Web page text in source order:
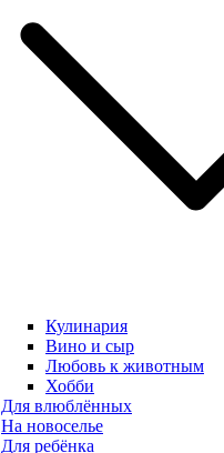
Кулинария
Вино и сыр
Любовь к животным
Хобби
Для влюблённых
На новоселье
Для ребёнка